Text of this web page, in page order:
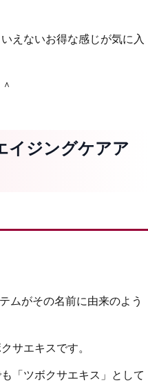
えないお得な感じが気に入
イジングケアア
ムがその名前に由来のよう
サエキスです。
「ツボクサエキス」として